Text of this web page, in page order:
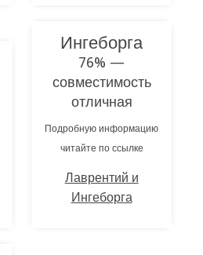
Ингеборга
76% —
совместимость
отличная
Подробную информацию
читайте по ссылке
Лаврентий и
Ингеборга